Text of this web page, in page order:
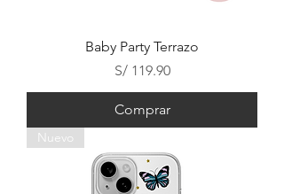
Baby Party Terrazo
Precio
S/ 119.90
Comprar
Nuevo